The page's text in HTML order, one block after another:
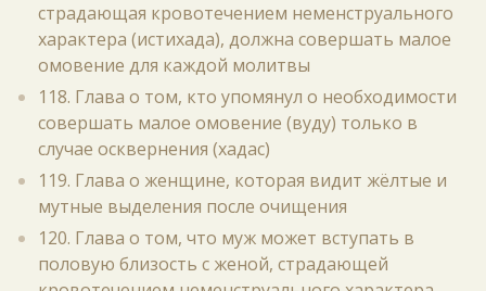
страдающая кровотечением неменструального
характера (истихада), должна совершать малое
омовение для каждой молитвы
118. Глава о том, кто упомянул о необходимости
совершать малое омовение (вуду) только в
случае осквернения (хадас)
119. Глава о женщине, которая видит жёлтые и
мутные выделения после очищения
120. Глава о том, что муж может вступать в
половую близость с женой, страдающей